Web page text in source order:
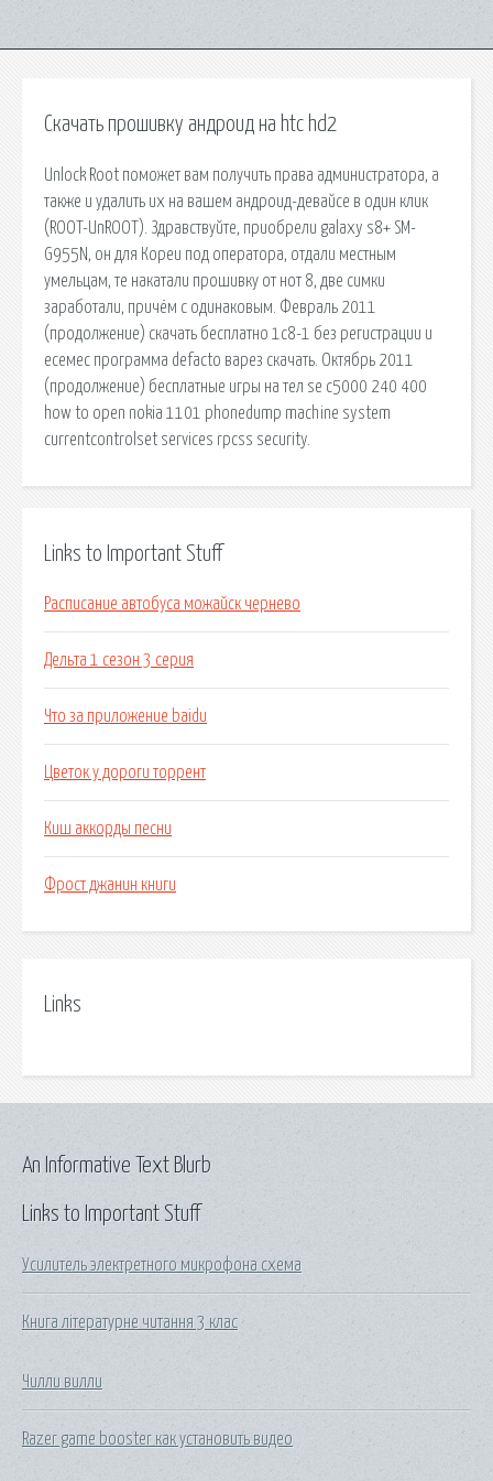
Скачать прошивку андроид на htc hd2
Unlock Root поможет вам получить права администратора, а
также и удалить их на вашем андроид-девайсе в один клик
(ROOT-UnROOT). Здравствуйте, приобрели galaxy s8+ SM-
G955N, он для Кореи под оператора, отдали местным
умельцам, те накатали прошивку от нот 8, две симки
заработали, причём с одинаковым. Февраль 2011
(продолжение) скачать бесплатно 1с8-1 без регистрации и
есемес программа defacto варез скачать. Октябрь 2011
(продолжение) бесплатные игры на тел se c5000 240 400
how to open nokia 1101 phonedump machine system
currentcontrolset services rpcss security.
Links to Important Stuff
Расписание автобуса можайск чернево
Дельта 1 сезон 3 серия
Что за приложение baidu
Цветок у дороги торрент
Киш аккорды песни
Фрост джанин книги
Links
Links to Important Stuff
Усилитель электретного микрофона схема
Книга літературне читання 3 клас
Чилли вилли
Razer game booster как установить видео
An Informative Text Blurb